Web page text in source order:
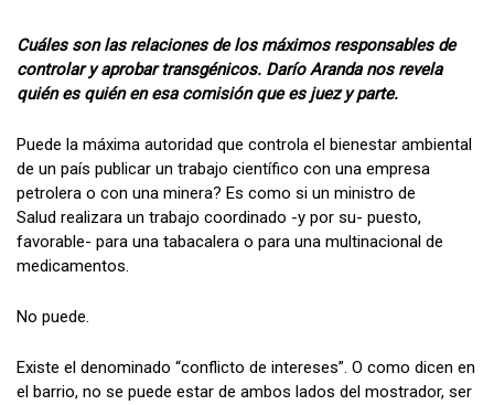
Cuáles son las relaciones de los máximos responsables de
controlar y aprobar transgénicos. Darío Aranda nos revela
quién es quién en esa comisión que es juez y parte.
Puede la máxima autoridad que controla el bienestar ambiental
de un país publicar un trabajo científico con una empresa
petrolera o con una minera? Es como si un ministro de
Salud realizara un trabajo coordinado -y por su- puesto,
favorable- para una tabacalera o para una multinacional de
medicamentos.
No puede.
Existe el denominado “conflicto de intereses”. O como dicen en
el barrio, no se puede estar de ambos lados del mostrador, ser